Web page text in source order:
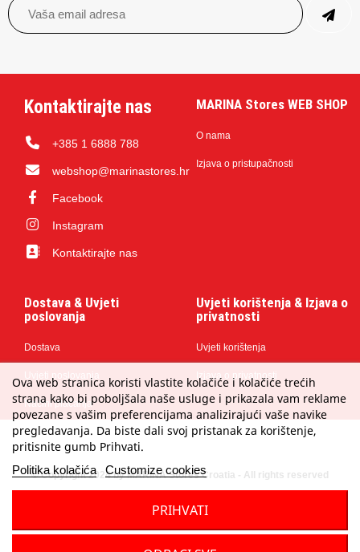
Kontaktirajte nas
+385 1 6888 788
webshop@marinastores.hr
Facebook
Instagram
Kontaktirajte nas
MARINA Stores WEB SHOP
O nama
Izjava o pristupačnosti
Dostava & Uvjeti
poslovanja
Dostava
Uvjeti poslovanja
Načini plaćanja
Uvjeti korištenja & Izjava o
privatnosti
Uvjeti korištenja
Izjava o privatnosti
© Copyright 2024 by MARINA Stores Croatia - All rights reserved
Ova web stranica koristi vlastite kolačiće i kolačiće trećih
strana kako bi poboljšala naše usluge i prikazala vam reklame
povezane s vašim preferencijama analizirajući vaše navike
pregledavanja. Da biste dali svoj pristanak za korištenje,
pritisnite gumb Prihvati.
Politika kolačića Customize cookies
PRIHVATI